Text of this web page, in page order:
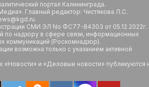
портал Калининграда.
Главный редактор: Чистякова Л.С.
СМИ ЭЛ No ФС77-84303 от
по надзору в сфере связи, информационных
коммуникаций (Роскомнадзор).
возможна только с указанием активной
«Новости» и «Деловые новости» публикуются